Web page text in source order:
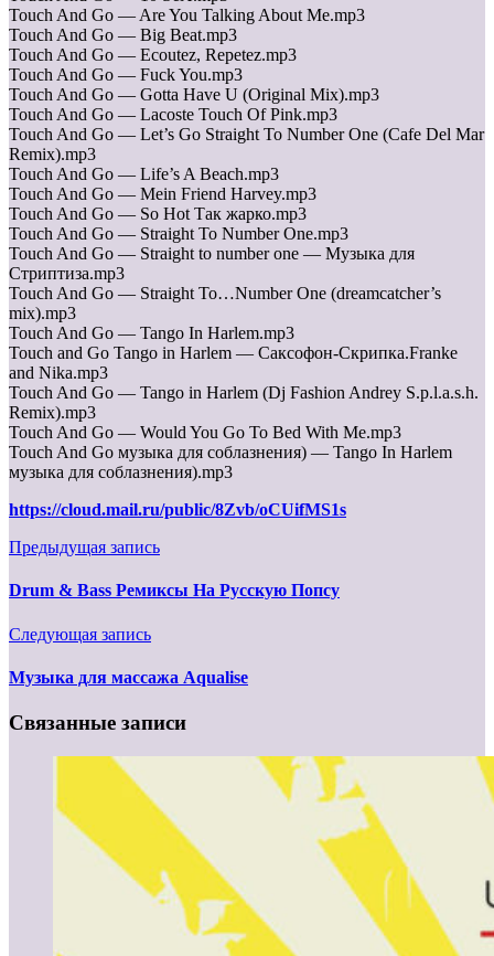
Touch And Go — Are You Talking About Me.mp3
Touch And Go — Big Beat.mp3
Touch And Go — Ecoutez, Repetez.mp3
Touch And Go — Fuck You.mp3
Touch And Go — Gotta Have U (Original Mix).mp3
Touch And Go — Lacoste Touch Of Pink.mp3
Touch And Go — Let’s Go Straight To Number One (Cafe Del Mar
Remix).mp3
Touch And Go — Life’s A Beach.mp3
Touch And Go — Mein Friend Harvey.mp3
Touch And Go — So Hot Так жарко.mp3
Touch And Go — Straight To Number One.mp3
Touch And Go — Straight to number one — Музыка для
Стриптиза.mp3
Touch And Go — Straight To…Number One (dreamcatcher’s
mix).mp3
Touch And Go — Tango In Harlem.mp3
Touch and Go Tango in Harlem — Саксофон-Скрипка.Franke
and Nika.mp3
Touch And Go — Tango in Harlem (Dj Fashion Andrey S.p.l.a.s.h.
Remix).mp3
Touch And Go — Would You Go To Bed With Me.mp3
Touch And Go музыка для соблазнения) — Tango In Harlem
музыка для соблазнения).mp3
https://cloud.mail.ru/public/8Zvb/oCUifMS1s
Предыдущая запись
Drum & Bass Ремиксы На Русскую Попсу
Следующая запись
Музыка для массажа Aqualise
Связанные записи